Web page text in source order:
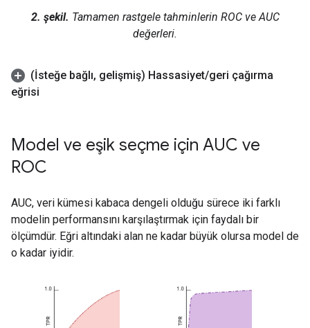
2. şekil. Tamamen rastgele tahminlerin ROC ve AUC
değerleri.
(İsteğe bağlı, gelişmiş) Hassasiyet/geri çağırma
eğrisi
Model ve eşik seçme için AUC ve
ROC
AUC, veri kümesi kabaca dengeli olduğu sürece iki farklı
modelin performansını karşılaştırmak için faydalı bir
ölçümdür. Eğri altındaki alan ne kadar büyük olursa model de
o kadar iyidir.